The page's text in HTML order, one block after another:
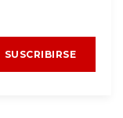
SUSCRIBIRSE